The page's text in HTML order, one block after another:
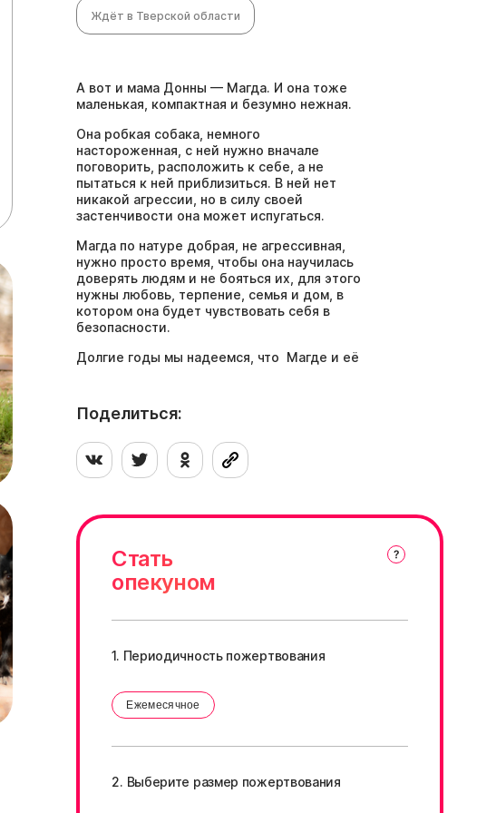
Ждёт в Тверской области
А вот и мама Донны — Магда. И она тоже
маленькая, компактная и безумно нежная.
Она робкая собака, немного
настороженная, с ней нужно вначале
поговорить, расположить к себе, а не
пытаться к ней приблизиться. В ней нет
никакой агрессии, но в силу своей
застенчивости она может испугаться.
Магда по натуре добрая, не агрессивная,
нужно просто время, чтобы она научилась
доверять людям и не бояться их, для этого
нужны любовь, терпение, семья и дом, в
котором она будет чувствовать себя в
безопасности.
Долгие годы мы надеемся, что Магде и её
знакомство с Магдой, если готовы стать её
главным и единственным человеком в её
жизни
Поделиться:
Стать
опекуном
1. Периодичность пожертвования
Ежемесячное
2. Выберите размер пожертвования